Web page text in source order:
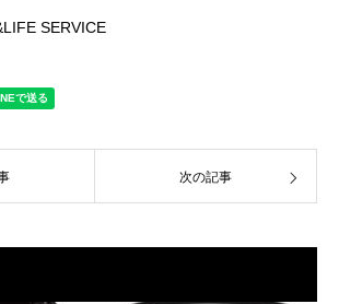
SERVICE
次の記事